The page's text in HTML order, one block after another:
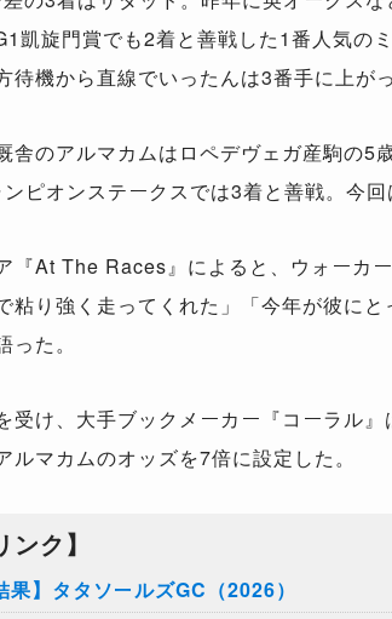
凱旋門賞でも2着と善戦した1番人気のミ
待機から直線でいったんは3番手に上が
のアルマカムはロペデヴェガ産駒の5
ピオンステークスでは3着と善戦。今
『At The Races』によると、ウォーカ
粘り強く走ってくれた」「今年が彼に
た。
受け、大手ブックメーカー『コーラル
ルマカムのオッズを7倍に設定した。
ンク】
果】タタソールズGC（2026）